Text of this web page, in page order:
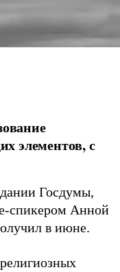
элементов, с
Госдумы,
спикером Анной
в июне.